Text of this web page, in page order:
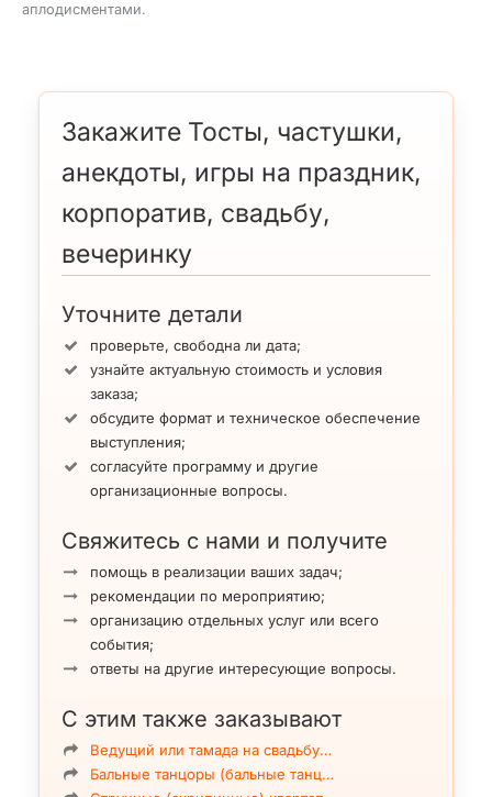
аплодисментами.
Закажите Тосты, частушки,
анекдоты, игры на праздник,
корпоратив, свадьбу,
вечеринку
Уточните детали
проверьте, свободна ли дата;
узнайте актуальную стоимость и условия
заказа;
обсудите формат и техническое обеспечение
выступления;
согласуйте программу и другие
организационные вопросы.
Свяжитесь с нами и получите
помощь в реализации ваших задач;
рекомендации по мероприятию;
организацию отдельных услуг или всего
события;
ответы на другие интересующие вопросы.
С этим также заказывают
Ведущий или тамада на свадьбу…
Бальные танцоры (бальные танц…